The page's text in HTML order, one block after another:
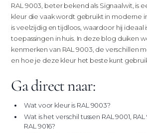
RAL 9003, beter bekend als Signaalwit, is
kleur die vaak wordt gebruikt in moderne
is veelzijdig en tijdloos, waardoor hij ideaal
toepassingen in huis. In deze blog duiken
kenmerken van RAL 9003, de verschillen
en hoe je deze kleur het beste kunt
Ga direct naar:
Wat voor kleur is RAL 9003?
Wat is het verschil tussen RAL 9001,
RAL 9016?